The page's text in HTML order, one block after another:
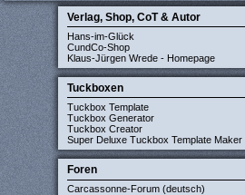
Verlag, Shop, CoT & Autor
Hans-im-Glück
CundCo-Shop
Klaus-Jürgen Wrede - Homepage
Tuckboxen
Tuckbox Template
Tuckbox Generator
Tuckbox Creator
Super Deluxe Tuckbox Template Maker
Foren
Carcassonne-Forum (deutsch)